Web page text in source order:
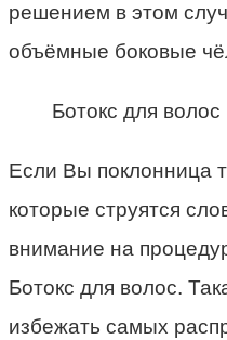
решением в этом
объёмные боковые
Ботокс для волос
Если Вы поклонница
которые струятся
внимание на
Ботокс для волос.
избежать самых